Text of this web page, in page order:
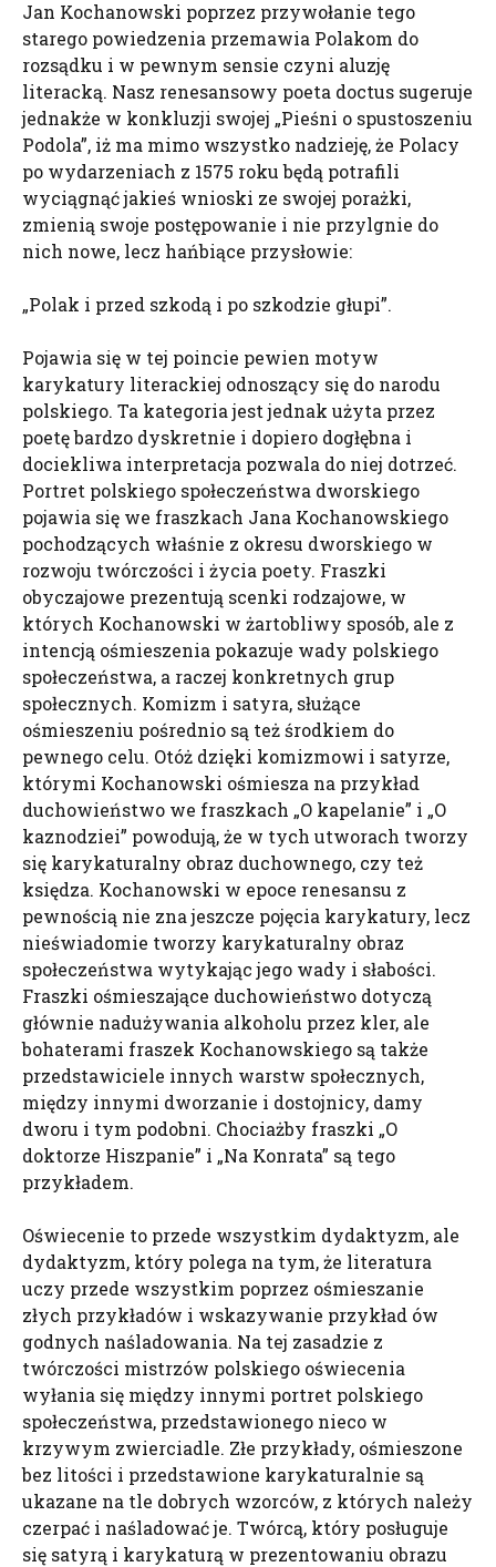
Jan Kochanowski poprzez przywołanie tego
starego powiedzenia przemawia Polakom do
rozsądku i w pewnym sensie czyni aluzję
literacką. Nasz renesansowy poeta doctus sugeruje
jednakże w konkluzji swojej „Pieśni o spustoszeniu
Podola”, iż ma mimo wszystko nadzieję, że Polacy
po wydarzeniach z 1575 roku będą potrafili
wyciągnąć jakieś wnioski ze swojej porażki,
zmienią swoje postępowanie i nie przylgnie do
nich nowe, lecz hańbiące przysłowie:
„Polak i przed szkodą i po szkodzie głupi”.
Pojawia się w tej poincie pewien motyw
karykatury literackiej odnoszący się do narodu
polskiego. Ta kategoria jest jednak użyta przez
poetę bardzo dyskretnie i dopiero dogłębna i
dociekliwa interpretacja pozwala do niej dotrzeć.
Portret polskiego społeczeństwa dworskiego
pojawia się we fraszkach Jana Kochanowskiego
pochodzących właśnie z okresu dworskiego w
rozwoju twórczości i życia poety. Fraszki
obyczajowe prezentują scenki rodzajowe, w
których Kochanowski w żartobliwy sposób, ale z
intencją ośmieszenia pokazuje wady polskiego
społeczeństwa, a raczej konkretnych grup
społecznych. Komizm i satyra, służące
ośmieszeniu pośrednio są też środkiem do
pewnego celu. Otóż dzięki komizmowi i satyrze,
którymi Kochanowski ośmiesza na przykład
duchowieństwo we fraszkach „O kapelanie” i „O
kaznodziei” powodują, że w tych utworach tworzy
się karykaturalny obraz duchownego, czy też
księdza. Kochanowski w epoce renesansu z
pewnością nie zna jeszcze pojęcia karykatury, lecz
nieświadomie tworzy karykaturalny obraz
społeczeństwa wytykając jego wady i słabości.
Fraszki ośmieszające duchowieństwo dotyczą
głównie nadużywania alkoholu przez kler, ale
bohaterami fraszek Kochanowskiego są także
przedstawiciele innych warstw społecznych,
między innymi dworzanie i dostojnicy, damy
dworu i tym podobni. Chociażby fraszki „O
doktorze Hiszpanie” i „Na Konrata” są tego
przykładem.
Oświecenie to przede wszystkim dydaktyzm, ale
dydaktyzm, który polega na tym, że literatura
uczy przede wszystkim poprzez ośmieszanie
złych przykładów i wskazywanie przykład ów
godnych naśladowania. Na tej zasadzie z
twórczości mistrzów polskiego oświecenia
wyłania się między innymi portret polskiego
społeczeństwa, przedstawionego nieco w
krzywym zwierciadle. Złe przykłady, ośmieszone
bez litości i przedstawione karykaturalnie są
ukazane na tle dobrych wzorców, z których należy
czerpać i naśladować je. Twórcą, który posługuje
się satyrą i karykaturą w prezentowaniu obrazu